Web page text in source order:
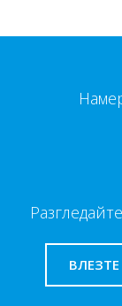
ВЛЕЗТЕ